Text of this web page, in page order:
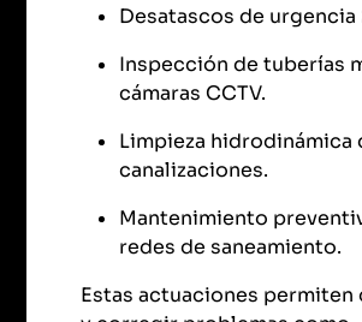
Desatascos de urgencia
Inspección de tuberías
cámaras CCTV.
Limpieza hidrodinámica
canalizaciones.
Mantenimiento
redes de saneamiento.
Estas actuaciones